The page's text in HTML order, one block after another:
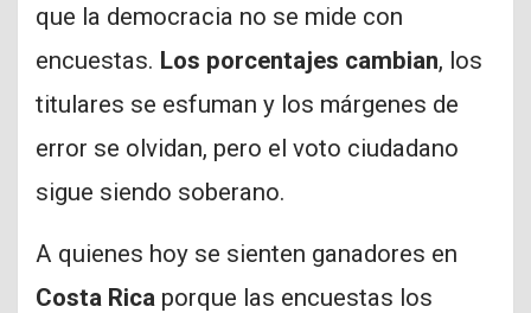
que la democracia no se mide con
encuestas. Los porcentajes cambian, los
titulares se esfuman y los márgenes de
error se olvidan, pero el voto ciudadano
sigue siendo soberano.
A quienes hoy se sienten ganadores en
Costa Rica porque las encuestas los